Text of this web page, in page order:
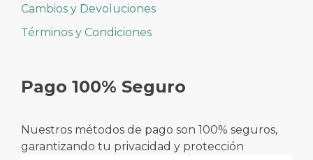
Cambios y Devoluciones
Términos y Condiciones
Pago 100% Seguro
Nuestros métodos de pago son 100% seguros,
garantizando tu privacidad y protección